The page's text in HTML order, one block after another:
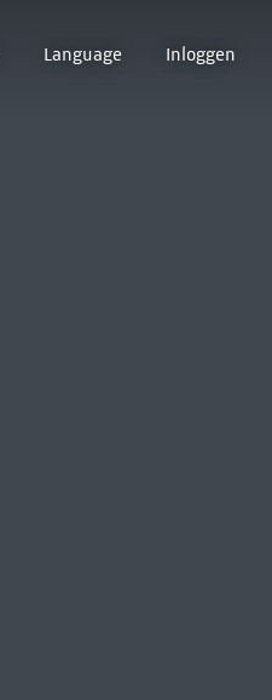
Language Inloggen